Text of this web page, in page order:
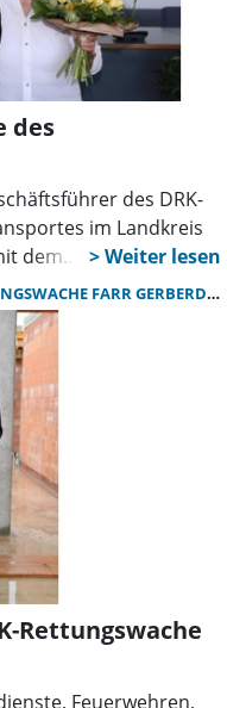
des
des DRK-
im Landkreis
dem
Die Ehrung erhielt
Einsatz für
FARR GERBERDING
Rettungswache
Feuerwehren,